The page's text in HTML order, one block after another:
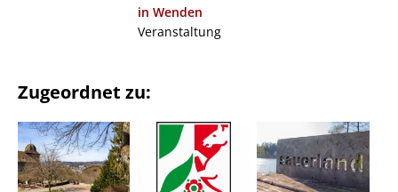
in Wenden
Veranstaltung
Zugeordnet zu: